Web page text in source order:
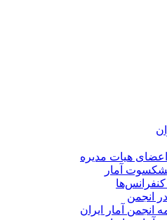
اعضای هیات مدیره
آمار
کنفرانس‌ها
انجمن
انجمن آمار ایران